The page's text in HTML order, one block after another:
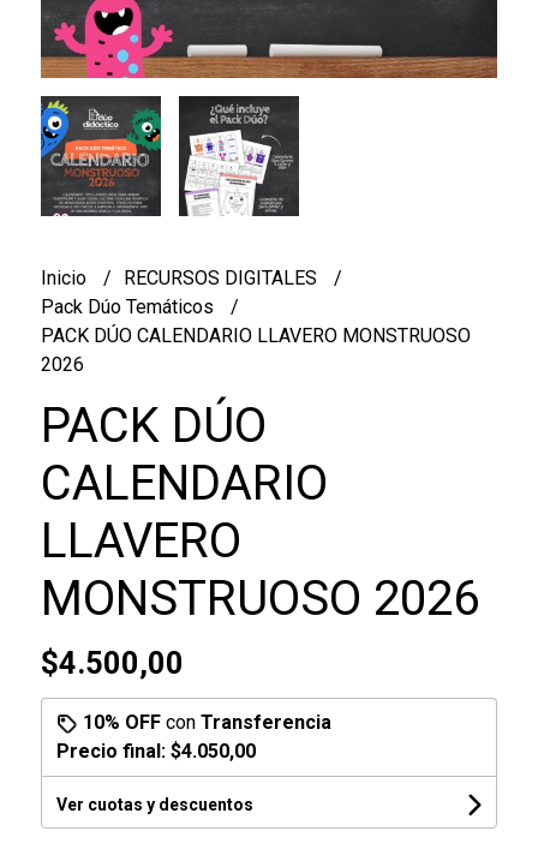
Inicio
RECURSOS DIGITALES
Pack Dúo Temáticos
PACK DÚO CALENDARIO LLAVERO MONSTRUOSO
2026
PACK DÚO
CALENDARIO
LLAVERO
MONSTRUOSO 2026
$4.500,00
10% OFFcon Transferencia
Precio final: $4.050,00
Ver cuotas y descuentos